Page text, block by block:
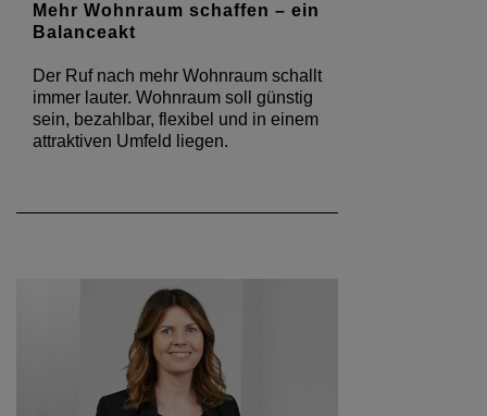
Mehr Wohnraum schaffen – ein
Balanceakt
Der Ruf nach mehr Wohnraum schallt
immer lauter. Wohnraum soll günstig
sein, bezahlbar, flexibel und in einem
attraktiven Umfeld liegen.